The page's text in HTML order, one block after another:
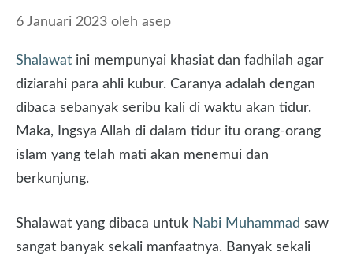
6 Januari 2023 oleh asep
Shalawat ini mempunyai khasiat dan fadhilah agar
diziarahi para ahli kubur. Caranya adalah dengan
dibaca sebanyak seribu kali di waktu akan tidur.
Maka, Ingsya Allah di dalam tidur itu orang-orang
islam yang telah mati akan menemui dan
berkunjung.
Shalawat yang dibaca untuk Nabi Muhammad saw
sangat banyak sekali manfaatnya. Banyak sekali